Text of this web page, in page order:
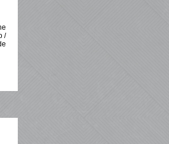
/